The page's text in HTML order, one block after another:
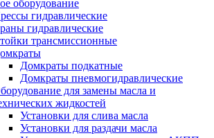
оборудование
гидравлические
гидравлические
трансмиссионные
Домкраты подкатные
Домкраты пневмогидравлические
для замены масла и
жидкостей
Установки для слива масла
Установки для раздачи масла